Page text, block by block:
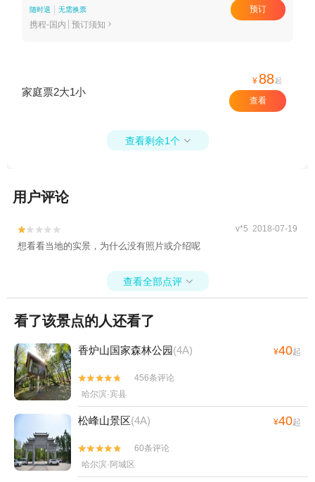
随时退 无需换票
携程-国内 预订须知 
预订
家庭票2大1小
¥ 88起
查看
查看剩余1个 
用户评论

 v*5 2018-07-19
想看看当地的实景，为什么没有照片或介绍呢
查看全部点评 
看了该景点的人还看了
香炉山国家森林公园(4A) ¥40起


456条评论
哈尔滨·宾县
松峰山景区(4A) ¥40起


60条评论
哈尔滨·阿城区